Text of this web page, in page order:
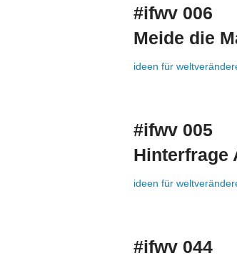
#ifwv 006
Meide die
ideen für
#ifwv 005
Hinterfrage
ideen für
#ifwv 044